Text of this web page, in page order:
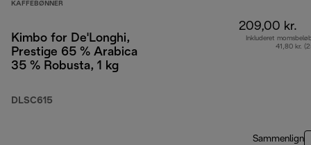
KAFFEBØNNER
Kimbo for De'Longhi,
Prestige 65 % Arabica
35 % Robusta, 1 kg
DLSC615
209,00 kr.
Inkluderet
41,80 kr.
Sammenlign